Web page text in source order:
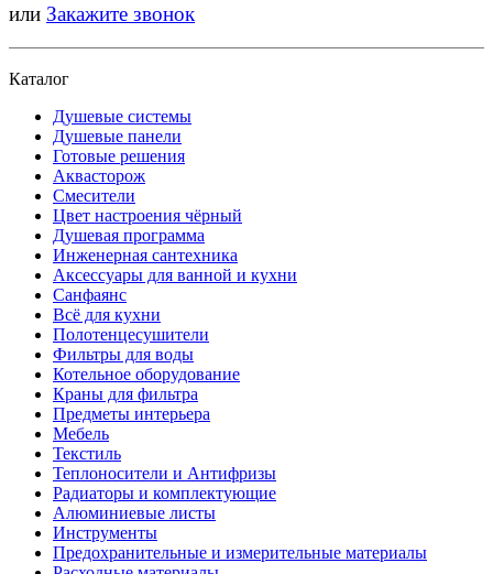
или Закажите звонок
Каталог
Душевые системы
Душевые панели
Готовые решения
Аквасторож
Смесители
Цвет настроения чёрный
Душевая программа
Инженерная сантехника
Аксессуары для ванной и кухни
Санфаянс
Всё для кухни
Полотенцесушители
Фильтры для воды
Котельное оборудование
Краны для фильтра
Предметы интерьера
Мебель
Текстиль
Теплоносители и Антифризы
Радиаторы и комплектующие
Алюминиевые листы
Инструменты
Предохранительные и измерительные материалы